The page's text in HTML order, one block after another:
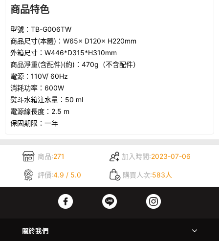
商品特色
型號：TB-G006TW
商品尺寸(本體)：W65× D120× H220mm
外箱尺寸：W446*D315*H310mm
商品淨重(含配件)(約)：470g（不含配件）
電源：110V/ 60Hz
消耗功率：600W
熨斗水箱注水量：50 ml
電源線長度：2.5 m
保固期限：一年
商品:271 加入時間:2023-07-06
評價:4.9 / 5.0 購買人次:583人
關於我們